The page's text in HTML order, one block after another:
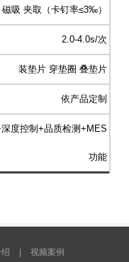
吸 夹取（卡钉率≤3‰）
2.0-4.0s/次
装垫片 穿垫圈 叠垫片
依产品定制
度控制+品质检测+MES
功能
| 视频案例